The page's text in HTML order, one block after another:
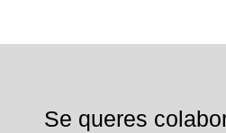
Se queres